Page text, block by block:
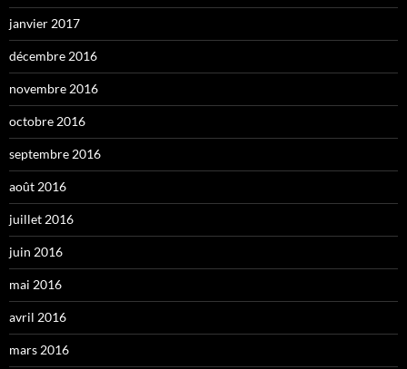
janvier 2017
décembre 2016
novembre 2016
octobre 2016
septembre 2016
août 2016
juillet 2016
juin 2016
mai 2016
avril 2016
mars 2016